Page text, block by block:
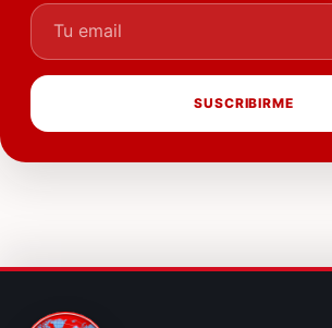
Tu email
SUSCRIBIRME